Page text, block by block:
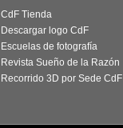
CdF Tienda
Descargar logo CdF
Escuelas de fotografía
Revista Sueño de la Razón
Recorrido 3D por Sede CdF